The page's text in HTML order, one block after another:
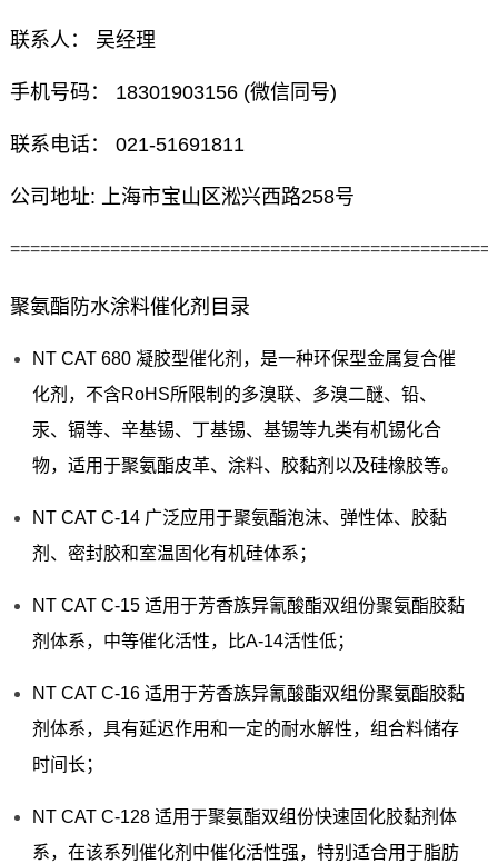
联系人： 吴经理
手机号码： 18301903156 (微信同号)
联系电话： 021-51691811
公司地址: 上海市宝山区淞兴西路258号
聚氨酯防水涂料催化剂目录
NT CAT 680 凝胶型催化剂，是一种环保型金属复合催
化剂，不含RoHS所限制的多溴联、多溴二醚、铅、
汞、镉等、辛基锡、丁基锡、基锡等九类有机锡化合
物，适用于聚氨酯皮革、涂料、胶黏剂以及硅橡胶等。
NT CAT C-14 广泛应用于聚氨酯泡沫、弹性体、胶黏
剂、密封胶和室温固化有机硅体系；
NT CAT C-15 适用于芳香族异氰酸酯双组份聚氨酯胶黏
剂体系，中等催化活性，比A-14活性低；
NT CAT C-16 适用于芳香族异氰酸酯双组份聚氨酯胶黏
剂体系，具有延迟作用和一定的耐水解性，组合料储存
时间长；
NT CAT C-128 适用于聚氨酯双组份快速固化胶黏剂体
系，在该系列催化剂中催化活性强，特别适合用于脂肪